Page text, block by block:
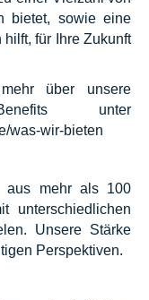
bietet, sowie eine
für Ihre Zukunft
über unsere
unter
was-wir-bieten
aus mehr als 100
unterschiedlichen
Unsere Stärke
Perspektiven.